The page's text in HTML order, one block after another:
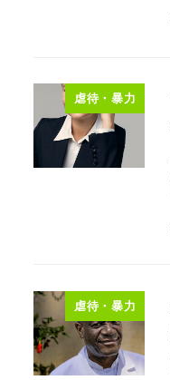
虐待・暴力
虐待・暴力